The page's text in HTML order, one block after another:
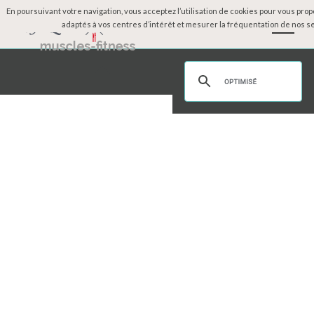
Accueil
Physique des célébrités
En poursuivant votre navigation, vous acceptez l’utilisation de cookies pour vous
adaptés à vos centres d’intérêt et mesurer la fréquentation de nos